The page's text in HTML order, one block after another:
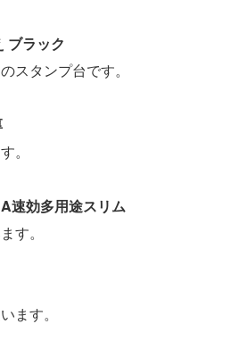
ブラック
スタンプ台です。
。
速効多用途スリム
す。
ます。